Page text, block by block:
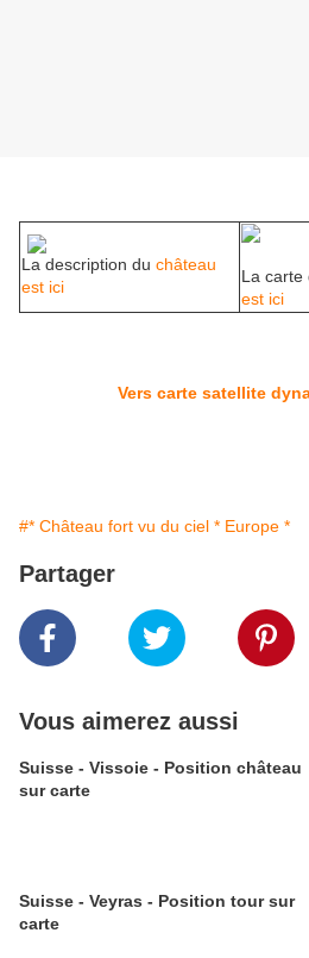
La description du château
est ici
La carte
est ici
Vers carte satellite
#* Château fort vu du ciel * Europe *
Partager
Vous aimerez aussi
Suisse - Vissoie - Position château
sur carte
Suisse - Veyras - Position tour sur
carte